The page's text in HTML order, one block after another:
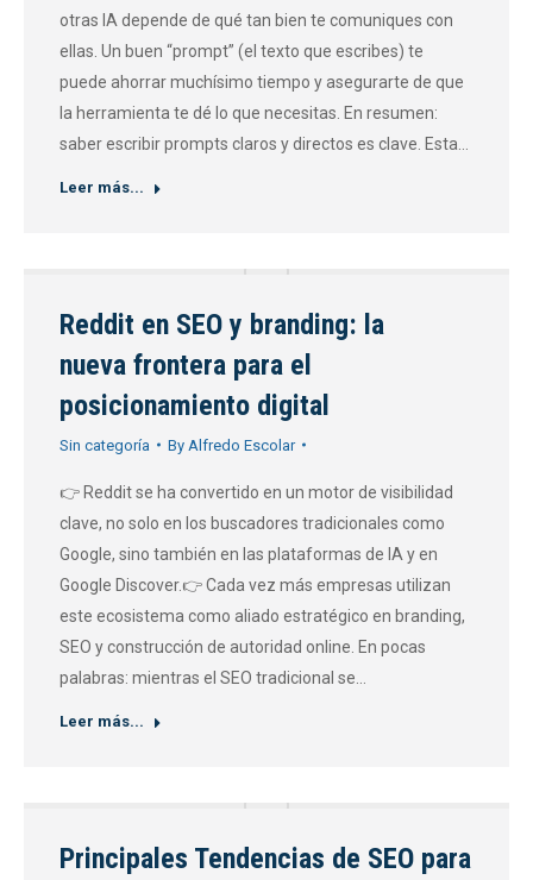
otras IA depende de qué tan bien te comuniques con
ellas. Un buen “prompt” (el texto que escribes) te
puede ahorrar muchísimo tiempo y asegurarte de que
la herramienta te dé lo que necesitas. En resumen:
saber escribir prompts claros y directos es clave. Esta…
Leer más...
Reddit en SEO y branding: la
nueva frontera para el
posicionamiento digital
Sin categoría By Alfredo Escolar
👉 Reddit se ha convertido en un motor de visibilidad
clave, no solo en los buscadores tradicionales como
Google, sino también en las plataformas de IA y en
Google Discover.👉 Cada vez más empresas utilizan
este ecosistema como aliado estratégico en branding,
SEO y construcción de autoridad online. En pocas
palabras: mientras el SEO tradicional se…
Leer más...
Principales Tendencias de SEO para